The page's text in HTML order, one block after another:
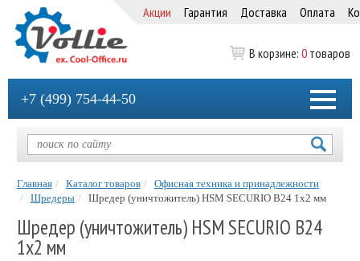
Акции Гарантия Доставка Оплата
В корзине: 0 товаров
+7 (499) 754-44-50
Главная Каталог товаров
Офисная техника и принадлежности
Шредеры
Шредер (уничтожитель) HSM SECURIO B24 1x2 мм
Шредер (уничтожитель) HSM SECURIO B24
1x2 мм